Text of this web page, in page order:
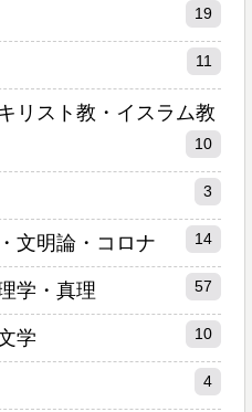
19
11
リスト教・イスラム教
10
3
文明論・コロナ 14
学・真理 57
学 10
4